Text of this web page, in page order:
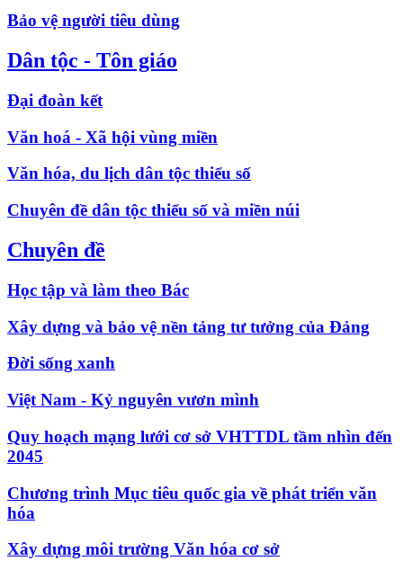
Bảo vệ người tiêu dùng
Dân tộc - Tôn giáo
Đại đoàn kết
Văn hoá - Xã hội vùng miền
Văn hóa, du lịch dân tộc thiểu số
Chuyên đề dân tộc thiểu số và miền núi
Chuyên đề
Học tập và làm theo Bác
Xây dựng và bảo vệ nền tảng tư tưởng của Đảng
Đời sống xanh
Việt Nam - Kỷ nguyên vươn mình
Quy hoạch mạng lưới cơ sở VHTTDL tầm nhìn đến
2045
Chương trình Mục tiêu quốc gia về phát triển văn
hóa
Xây dựng môi trường Văn hóa cơ sở